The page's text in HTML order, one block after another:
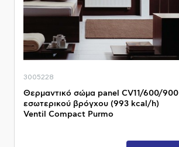
3005228
Θερμαντικό σώμα panel CV11/600/900
εσωτερικού βρόγχου (993 kcal/h)
Ventil Compact Purmo